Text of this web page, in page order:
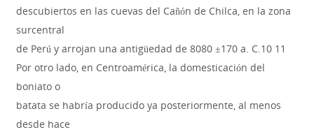
descubiertos en las cuevas del Cañón de Chilca, en la zona
surcentral
de Perú y arrojan una antigüedad de 8080 ±170 a. C.10 11
Por otro lado, en Centroamérica, la domesticación del
boniato o
batata se habría producido ya posteriormente, al menos
desde hace